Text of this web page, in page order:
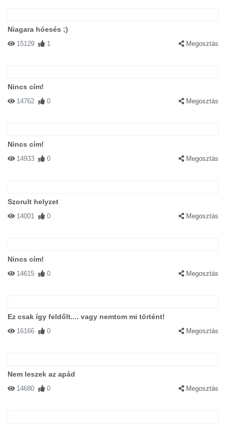
Niagara hóesés ;)
15129 1 Megosztás
Nincs cím!
14762 0 Megosztás
Nincs cím!
14933 0 Megosztás
Szorult helyzet
14001 0 Megosztás
Nincs cím!
14615 0 Megosztás
Ez csak így feldőlt.... vagy nemtom mi történt!
16166 0 Megosztás
Nem leszek az apád
14680 0 Megosztás